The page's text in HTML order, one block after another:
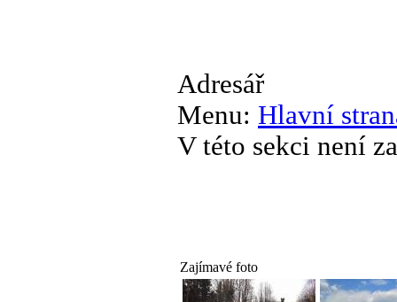
Adresář
Menu: Hlavní
V této sekci není
Zajímavé foto